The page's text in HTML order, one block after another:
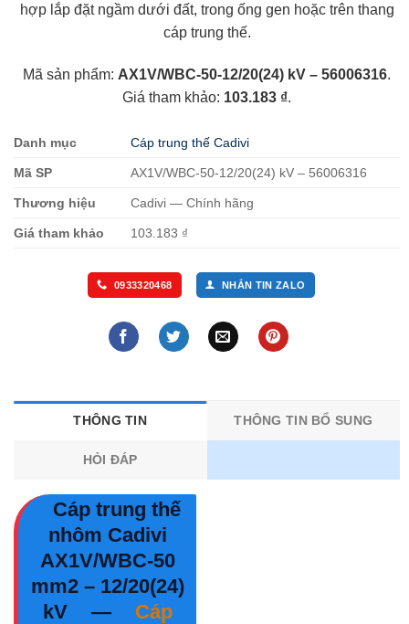
hợp lắp đặt ngầm dưới đất, trong ống gen hoặc trên thang
cáp trung thế.
Mã sản phẩm: AX1V/WBC-50-12/20(24) kV – 56006316.
Giá tham khảo: 103.183 ₫.
Danh mục Cáp trung thế Cadivi
Mã SP AX1V/WBC-50-12/20(24) kV – 56006316
Thương hiệu Cadivi — Chính hãng
Giá tham khảo 103.183 ₫
0933320468 NHẮN TIN ZALO
THÔNG TIN THÔNG TIN BỔ SUNG
HỎI ĐÁP
Cáp trung thế
nhôm Cadivi
AX1V/WBC-50
mm2 – 12/20(24)
kV
—
Cáp